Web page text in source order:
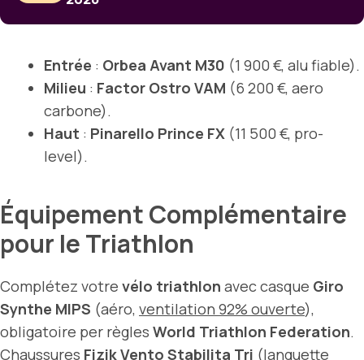
Entrée : Orbea Avant M30 (1 900 €, alu fiable).
Milieu : Factor Ostro VAM (6 200 €, aero
carbone).
Haut : Pinarello Prince FX (11 500 €, pro-
level).
Équipement Complémentaire
pour le Triathlon
Complétez votre vélo triathlon avec casque Giro
Synthe MIPS (aéro, ventilation 92% ouverte),
obligatoire per règles World Triathlon Federation.
Chaussures Fizik Vento Stabilita Tri (languette